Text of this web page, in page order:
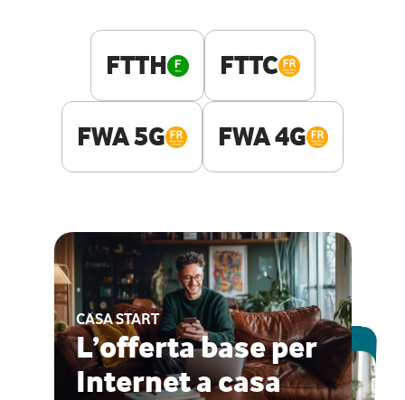
FTTH FTTC
FWA 5G FWA 4G
CASA START
L’offerta base per
Internet a casa
ESCLUSIVA ONLINE